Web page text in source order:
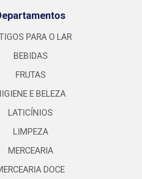
PARA O LAR
BEBIDAS
FRUTAS
E BELEZA
LATICÍNIOS
LIMPEZA
MERCEARIA
DOCE